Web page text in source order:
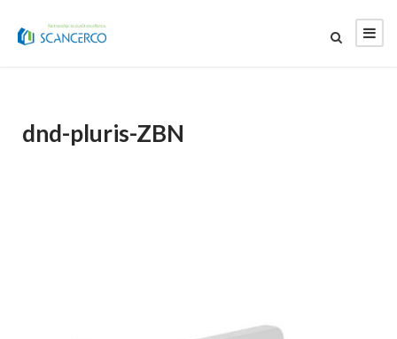
dnd-pluris-ZBN